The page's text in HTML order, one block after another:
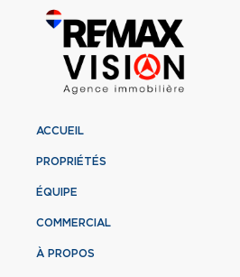
ACCUEIL
PROPRIÉTÉS
ÉQUIPE
COMMERCIAL
À PROPOS